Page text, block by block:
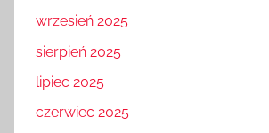
wrzesień 2025
sierpień 2025
lipiec 2025
czerwiec 2025